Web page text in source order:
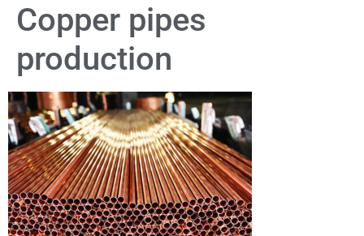
Copper pipes
production